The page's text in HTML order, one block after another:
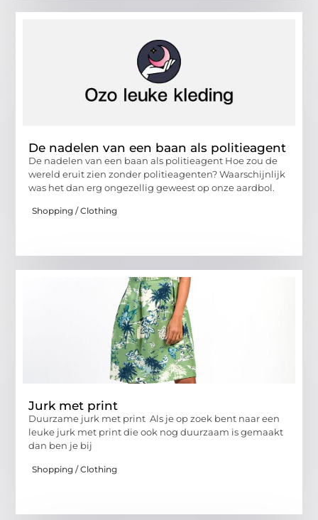
De nadelen van een baan als politieagent
De nadelen van een baan als politieagent Hoe zou de
wereld eruit zien zonder politieagenten? Waarschijnlijk
was het dan erg ongezellig geweest op onze aardbol.
Shopping / Clothing
Jurk met print
Duurzame jurk met print Als je op zoek bent naar een
leuke jurk met print die ook nog duurzaam is gemaakt
dan ben je bij
Shopping / Clothing